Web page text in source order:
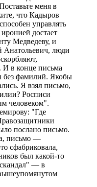
меня в
что Кадыров
управлять
достает
Медведеву, и
Анатольевич, люди
И в конце письма
без фамилий. Якобы
Я взял письмо,
Росписи
человеком".
"Где
послано письмо.
письмо —
сфабриковала,
был какой-то
скандал" — в